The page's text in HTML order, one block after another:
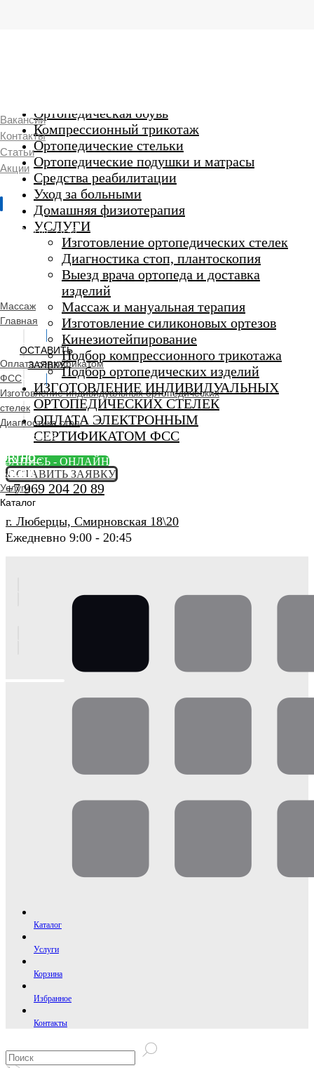
г. Люберцы
Пн-Вс 9:00 - 20:45
салон
Ортопедическая обувь
Компрессионный трикотаж
Ортопедические стельки
Ортопедические подушки и матрасы
Средства реабилитации
Уход за больными
Домашняя физиотерапия
УСЛУГИ
Изготовление ортопедических стелек
Диагностика стоп, плантоскопия
Выезд врача ортопеда и доставка
изделий
Массаж и мануальная терапия
Изготовление силиконовых ортезов
Кинезиотейпирование
Подбор компрессионного трикотажа
Подбор ортопедических изделий
ИЗГОТОВЛЕНИЕ ИНДИВИДУАЛЬНЫХ
ОРТОПЕДИЧЕСКИХ СТЕЛЕК
ОПЛАТА ЭЛЕКТРОННЫМ
СЕРТИФИКАТОМ ФСС
ЗАПИСЬ - ОНЛАЙН
ОСТАВИТЬ ЗАЯВКУ
+7 969 204 20 89
г. Люберцы, Смирновская 18\20
Ежедневно 9:00 - 20:45
Каталог
Услуги
Корзина
Избранное
Контакты
Вакансии
Контакты
Статьи
Акции
Массаж
Главная
ОСТАВИТЬ
ЗАЯВКУ
Оплата сертификатом
ФСС
Изготовление индивидуальных ортопедических
стелек
Диагностика стоп
Ортопедический
ORTHO -
SALON
Услуги
Каталог